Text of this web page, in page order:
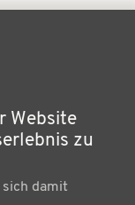
Website
zu
damit